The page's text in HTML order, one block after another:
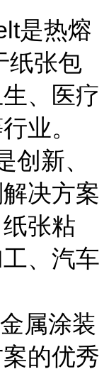
是热熔
纸张包
、医疗
业。
创新、
决方案
张粘
、汽车
属涂装
的优秀